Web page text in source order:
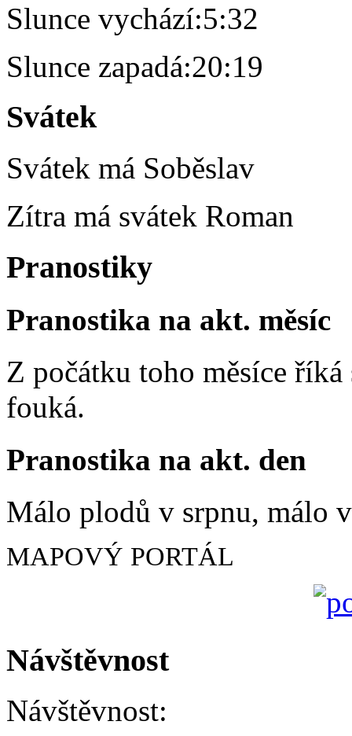
Slunce vychází:5:32
Slunce zapadá:20:19
Svátek
Svátek má Soběslav
Zítra má svátek Roman
Pranostiky
Pranostika na akt. měsíc
Z počátku toho měsíce
fouká.
Pranostika na akt. den
Málo plodů v srpnu, málo
MAPOVÝ PORTÁL
Návštěvnost
Návštěvnost: